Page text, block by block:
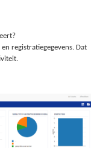
registratiegegevens. Dat